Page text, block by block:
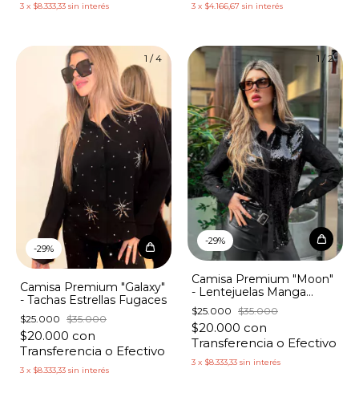
3 x $8.333,33 sin interés 3 x $4.166,67 sin interés
1 /4
-29%
Camisa Premium "Galaxy"
- Tachas Estrellas Fugaces
$25.000 $35.000
$20.000 con
Transferencia o Efectivo
3 x $8.333,33 sin interés
1 / 2
-29%
Camisa Premium "Moon"
- Lentejuelas Manga
Broderie
$25.000 $35.000
$20.000 con
Transferencia o Efectivo
3 x $8.333,33 sin interés